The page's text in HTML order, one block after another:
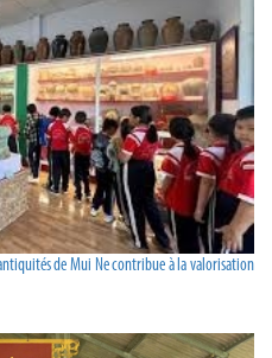
de Mui Ne contribue à la valorisation